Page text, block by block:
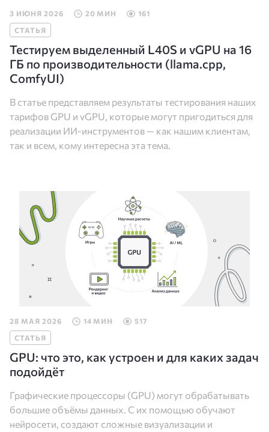
3 ИЮНЯ 2026 20 МИН
161
СТАТЬЯ
Тестируем выделенный L40S и vGPU на 16
ГБ по производительности (llama.cpp,
ComfyUI)
В статье представляем результаты тестирования наших
тарифов GPU и vGPU, которые могут пригодиться для
реализации ИИ-инструментов — как нашим клиентам,
так и всем, кому интересна эта тема.
28 МАЯ 2026 14 МИН
517
СТАТЬЯ
GPU: что это, как устроен и для каких задач
подойдёт
Графические процессоры (GPU) могут обрабатывать
большие объёмы данных. С их помощью обучают
нейросети, создают сложные визуализации и